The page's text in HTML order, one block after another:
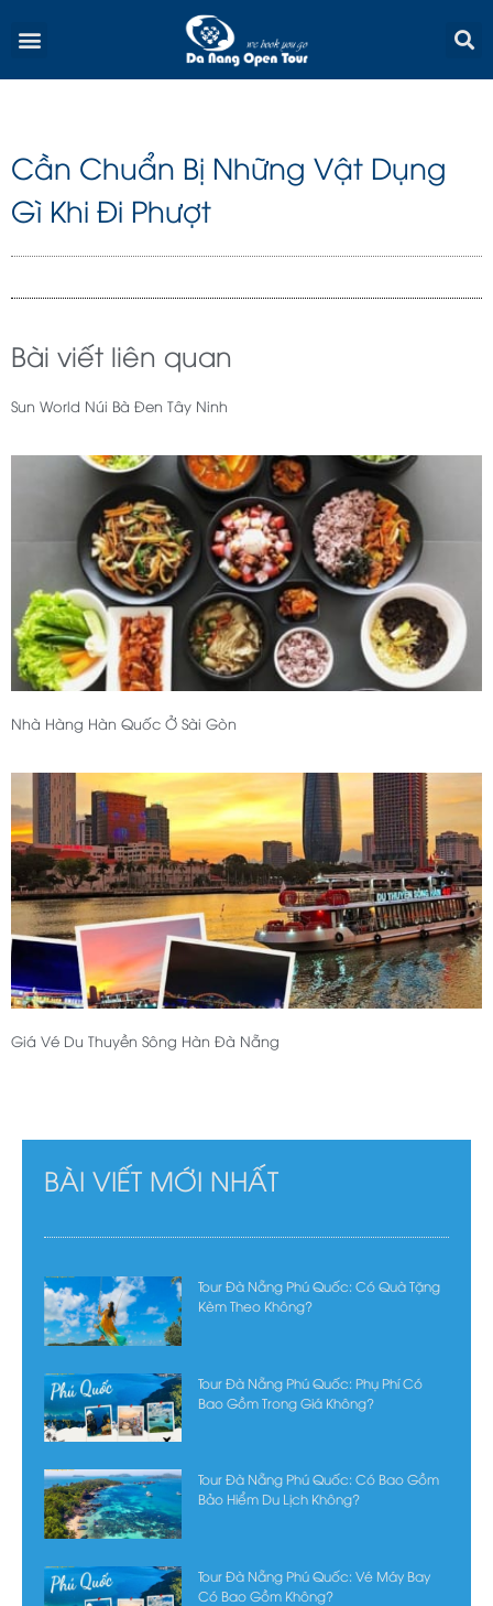
Menu
Cần Chuẩn Bị Những Vật Dụng
Gì Khi Đi Phượt
Bài viết liên quan
Sun World Núi Bà Đen Tây Ninh
Nhà Hàng Hàn Quốc Ở Sài Gòn
Giá Vé Du Thuyền Sông Hàn Đà Nẵng
BÀI VIẾT MỚI NHẤT
Tour Đà Nẵng Phú Quốc: Có Quà Tặng
Kèm Theo Không?
Tour Đà Nẵng Phú Quốc: Phụ Phí Có
Bao Gồm Trong Giá Không?
Tour Đà Nẵng Phú Quốc: Có Bao Gồm
Bảo Hiểm Du Lịch Không?
Tour Đà Nẵng Phú Quốc: Vé Máy Bay
Có Bao Gồm Không?